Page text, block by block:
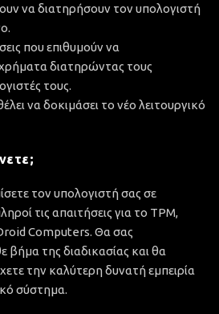
να διατηρήσουν τον υπολογιστή
που επιθυμούν να
διατηρώντας τους
τους.
να δοκιμάσει το νέο λειτουργικό
τον υπολογιστή σας σε
τις απαιτήσεις για το TPM,
Computers. Θα σας
της διαδικασίας και θα
την καλύτερη δυνατή εμπειρία
σύστημα.